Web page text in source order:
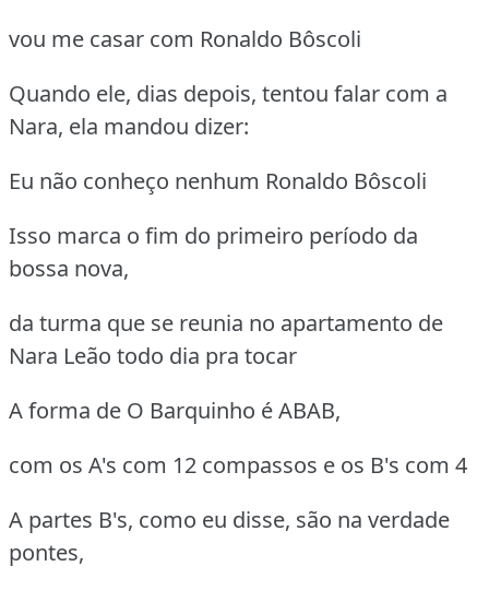
vou me casar com Ronaldo Bôscoli
Quando ele, dias depois, tentou falar com a
Nara, ela mandou dizer:
Eu não conheço nenhum Ronaldo Bôscoli
Isso marca o fim do primeiro período da
bossa nova,
da turma que se reunia no apartamento de
Nara Leão todo dia pra tocar
A forma de O Barquinho é ABAB,
com os A's com 12 compassos e os B's com 4
A partes B's, como eu disse, são na verdade
pontes,